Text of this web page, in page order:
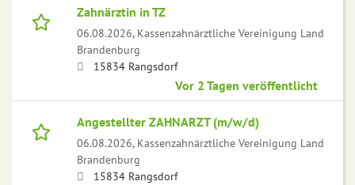
Zahnärztin in TZ
06.08.2026, Kassenzahnärztliche Vereinigung Land
Brandenburg
15834 Rangsdorf
Vor 2 Tagen veröffentlicht
Angestellter ZAHNARZT (m/w/d)
06.08.2026, Kassenzahnärztliche Vereinigung Land
Brandenburg
15834 Rangsdorf